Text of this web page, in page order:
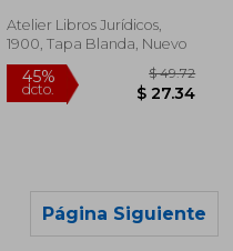
Rom&Aacute;N/
Bozal, Pilar
Atelier Libros Jurídicos,
1900, Tapa Blanda, Nuevo
Página Siguiente